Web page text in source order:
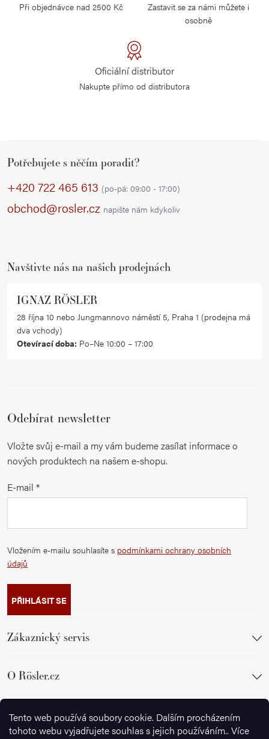
Tento web používá soubory cookie. Dalším procházením
tohoto webu vyjadřujete souhlas s jejich používáním.. Více
Při objednávce nad 2500 Kč
Zastavit se za námi můžete i
osobně
Oficiální distributor
Nakupte přímo od distributora
Potřebujete s něčím poradit?
+420 722 465 613 (po-pá: 09:00 - 17:00)
obchod@rosler.cz napište nám kdykoliv
Navštivte nás na našich prodejnách
IGNAZ RÖSLER
28 října 10 nebo Jungmannovo náměstí 5, Praha 1 (prodejna má
dva vchody)
Otevírací doba: Po–Ne 10:00 – 17:00
Odebírat newsletter
Vložte svůj e-mail a my vám budeme zasílat informace o
nových produktech na našem e-shopu.
E-mail
Vložením e-mailu souhlasíte s podmínkami ochrany osobních
údajů
PŘIHLÁSIT SE
Zákaznický servis
O Rösler.cz
Sledujte nás